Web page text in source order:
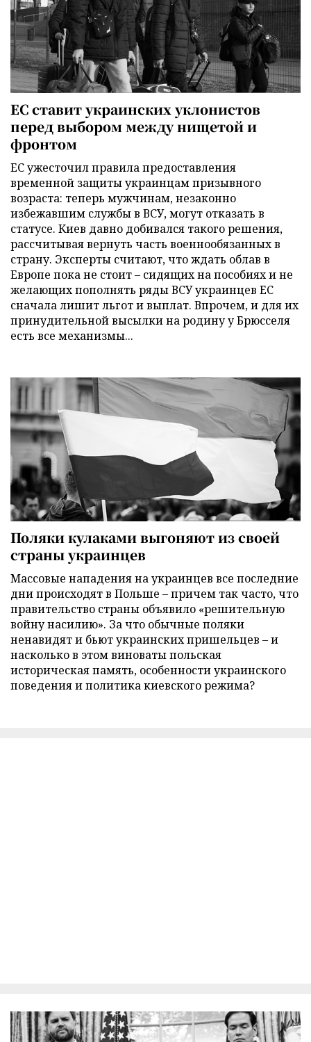
ЕС ставит украинских уклонистов
перед выбором между нищетой и
фронтом
ЕС ужесточил правила предоставления
временной защиты украинцам призывного
возраста: теперь мужчинам, незаконно
избежавшим службы в ВСУ, могут отказать в
статусе. Киев давно добивался такого решения,
рассчитывая вернуть часть военнообязанных в
страну. Эксперты считают, что ждать облав в
Европе пока не стоит – сидящих на пособиях и не
желающих пополнять ряды ВСУ украинцев ЕС
сначала лишит льгот и выплат. Впрочем, и для их
принудительной высылки на родину у Брюсселя
есть все механизмы...
Поляки кулаками выгоняют из своей
страны украинцев
Массовые нападения на украинцев все последние
дни происходят в Польше – причем так часто, что
правительство страны объявило «решительную
войну насилию». За что обычные поляки
ненавидят и бьют украинских пришельцев – и
насколько в этом виноваты польская
историческая память, особенности украинского
поведения и политика киевского режима?